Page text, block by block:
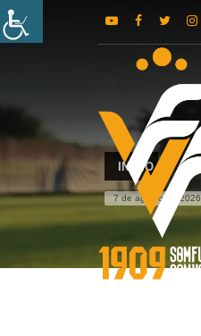
INICIO
7 de agosto de 2026